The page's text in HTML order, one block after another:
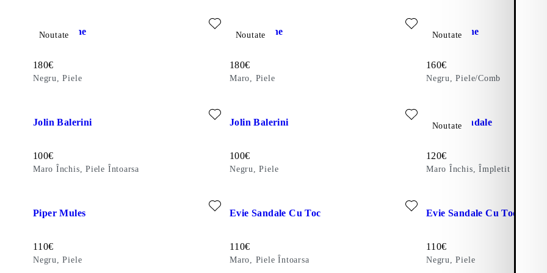
Ilona Botine
Noutate
Preț:
180€
Negru, Piele
Adăugați la favorite: ILONA BOTINE (Negru, Piele)
Ilona Botine
Noutate
Preț:
180€
Maro, Piele
Adăugați la favorite: ILONA BOTINE (Maro, Piele)
Vega Botine
Noutate
Preț:
160€
Negru, Piele/Comb
Adăugați la favorite: VEGA
Jolin Balerini
Preț:
100€
Maro Închis, Piele Întoarsa
Adăugați la favorite: JOLIN BALERINI (Maro Închis, Piele Întoarsa)
Jolin Balerini
Preț:
100€
Negru, Piele
Adăugați la favorite: JOLIN BALERINI (Negru, Piele)
Danya Sandale
Noutate
Preț:
120€
Maro Închis, Împletit
Adăugați la favorite: DANYA
Piper Mules
Preț:
110€
Negru, Piele
Evie Sandale Cu Toc
Preț:
110€
Maro, Piele Întoarsa
Evie Sandale Cu Toc
Preț:
110€
Negru, Piele
Adăugați la favorite: EVIE